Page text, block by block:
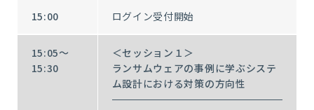
15:00 ログイン受付開始
15:05～
15:30
＜セッション１＞
ランサムウェアの事例に学ぶシステ
ム設計における対策の方向性